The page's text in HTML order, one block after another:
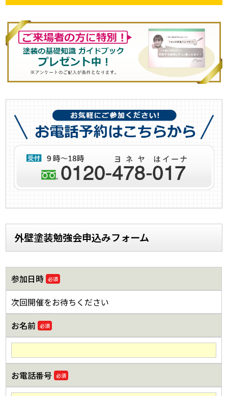
外壁塗装勉強会申込みフォーム
参加日時 必須
次回開催をお待ちください
お名前 必須
お電話番号 必須